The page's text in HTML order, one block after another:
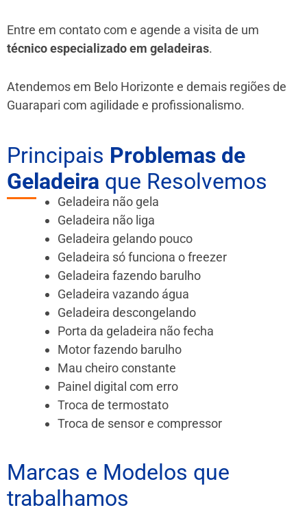
Entre em contato com e agende a visita de um
técnico especializado em geladeiras.
Atendemos em Belo Horizonte e demais regiões de
Guarapari com agilidade e profissionalismo.
Principais Problemas de
Geladeira que Resolvemos
Geladeira não gela
Geladeira não liga
Geladeira gelando pouco
Geladeira só funciona o freezer
Geladeira fazendo barulho
Geladeira vazando água
Geladeira descongelando
Porta da geladeira não fecha
Motor fazendo barulho
Mau cheiro constante
Painel digital com erro
Troca de termostato
Troca de sensor e compressor
Marcas e Modelos que
trabalhamos